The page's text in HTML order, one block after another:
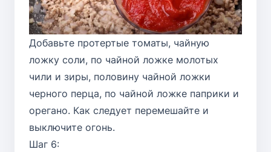
Добавьте протертые томаты, чайную
ложку соли, по чайной ложке молотых
чили и зиры, половину чайной ложки
черного перца, по чайной ложке паприки и
орегано. Как следует перемешайте и
выключите огонь.
Шаг 6: